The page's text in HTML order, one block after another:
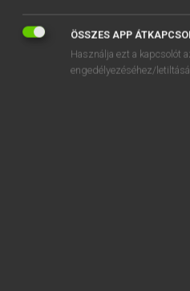
ONLINE
ÖSSZES APP
Használja ezt a kapcsolót
engedélyezéséhez/